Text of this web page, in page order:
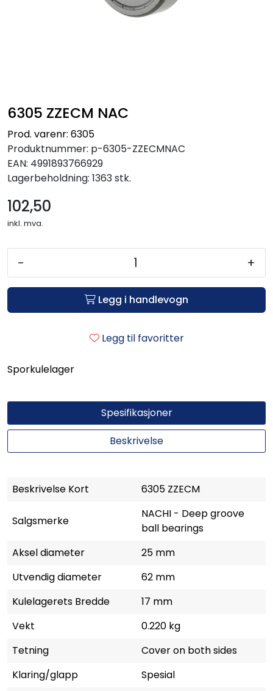
6305 ZZECM NAC
Prod. varenr: 6305
Produktnummer: p-6305-ZZECMNAC
EAN: 4991893766929
Lagerbeholdning: 1363 stk.
102,50
inkl. mva.
- +
Legg i handlevogn
Legg til favoritter
Sporkulelager
Spesifikasjoner
Beskrivelse
Beskrivelse Kort 6305 ZZECM
Salgsmerke
NACHI - Deep groove
ball bearings
Aksel diameter
25 mm
Utvendig diameter
62 mm
Kulelagerets Bredde
17 mm
Vekt
0.220 kg
Tetning
Cover on both sides
Klaring/glapp
Spesial